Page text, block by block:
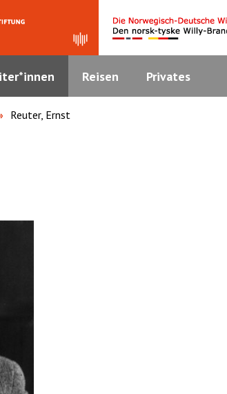
Reisen Privates
Reuter, Ernst